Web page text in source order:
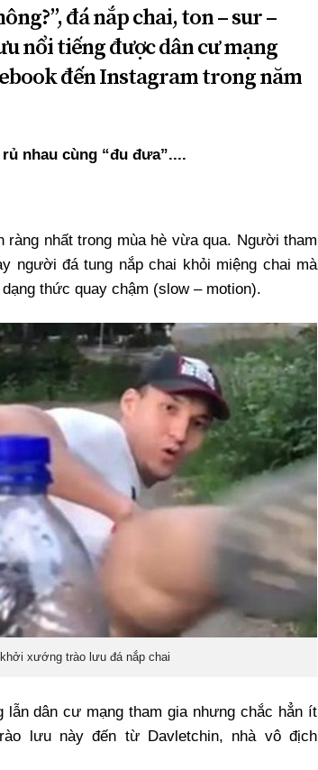
đá nắp chai, ton – sur –
nổi tiếng được dân cư mạng
đến Instagram trong năm
nhau cùng “đu đưa”....
nhất trong mùa hè vừa qua. Người tham
người đá tung nắp chai khỏi miệng chai mà
thức quay chậm (slow – motion).
xướng trào lưu đá nắp chai
dân cư mạng tham gia nhưng chắc hẳn ít
lưu này đến từ Davletchin, nhà vô địch